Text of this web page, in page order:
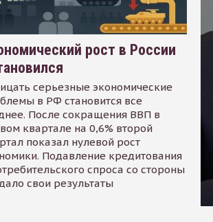
рост в России
серьезные экономические
в РФ становится все
После сокращения ВВП в
квартале на 0,6% второй
показал нулевой рост
Подавление кредитования
спроса со стороны
свои результаты